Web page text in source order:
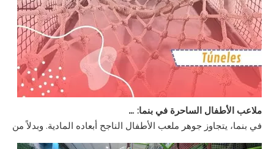
في بنما، يتجاوز جوهر ملعب الأطفال الناجح أبعاده المادية.